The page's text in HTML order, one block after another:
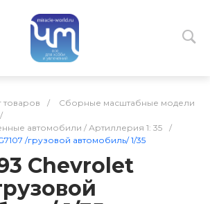
товаров /
Сборные масштабные модели
/
автомобили / Артиллерия 1: 35
/
/грузовой автомобиль/ 1/35
Chevrolet